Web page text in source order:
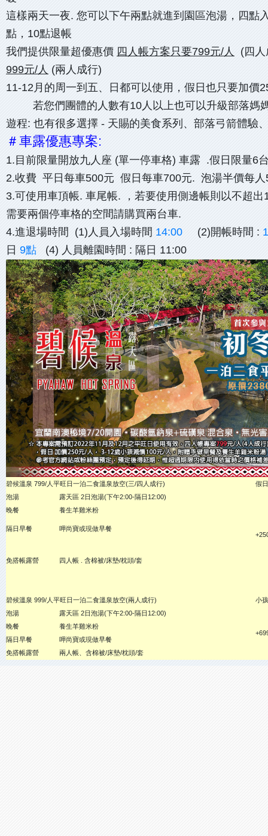
這樣兩天一夜. 您可以下午兩點就進到園區泡湯，四點
點，10點退帳
我們提供限量超優惠價 四人帳方案只要799元/人
(四
999元/人 (兩人成行)
11-12月的周一到五、日都可以使用，假日也只要加價
若您們團體的人數有10人以上也可以升級部落媽
遊程: 也有很多選擇 - 天賜的美食系列、部落弓箭體驗
＃車露優惠專案:
1.目前限量開放九人座 (單一停車格) 車露 .假日限量6
2.收費 平日每車500元 假日每車700元. 泡湯半價每人
3.可使用車頂帳. 車尾帳. ，若要使用側邊帳則以不超
需要兩個停車格的空間請購買兩台車.
4.進退場時間 (1)人員入場時間 14:00 (2)開帳時間 :
日 9點 (4) 人員離園時間 : 隔日 11:00
碧候溫泉 799/人平旺日一泊二食溫泉放空(三/四人成行)
假日
泡湯
露天區 2日泡湯(下午2:00-隔日12:00)
晚餐 養生羊雞米粉
隔日早餐 呷尚寶或現做早餐
免搭帳露營 四人帳 . 含棉被/床墊/枕頭/套
碧候溫泉 999/人平旺日一泊二食溫泉放空(兩人成行)
小孩
泡湯
露天區 2日泡湯(下午2:00-隔日12:00)
晚餐
養生羊雞米粉
隔日早餐
呷尚寶或現做早餐
免搭帳露營
兩人帳、含棉被/床墊/枕頭/套